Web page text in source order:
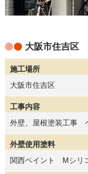
大阪市住吉区
施工場所
大阪市住吉区
工事内容
外壁、屋根塗装工事
外壁使用塗料
関西ペイント Mシリ